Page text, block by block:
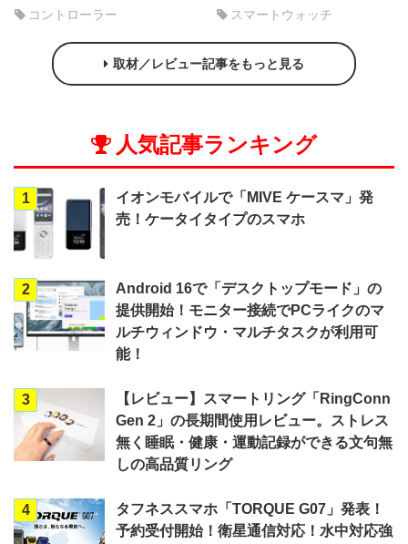
コントローラー スマートウォッチ
取材／レビュー記事をもっと見る
人気記事ランキング
1
イオンモバイルで「MIVE ケースマ」発
売！ケータイタイプのスマホ
2
Android 16で「デスクトップモード」の
提供開始！モニター接続でPCライクのマ
ルチウィンドウ・マルチタスクが利用可
能！
3
【レビュー】スマートリング「RingConn
Gen 2」の長期間使用レビュー。ストレス
無く睡眠・健康・運動記録ができる文句無
しの高品質リング
4
タフネススマホ「TORQUE G07」発表！
予約受付開始！衛星通信対応！水中対応強